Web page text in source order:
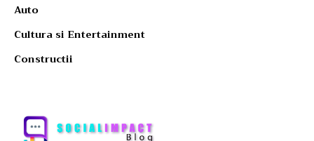
Auto
Cultura si Entertainment
Constructii